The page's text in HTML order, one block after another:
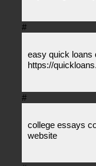
#
easy quick loans
https://
#
college essays
website